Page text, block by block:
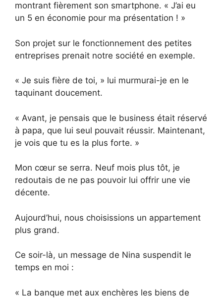
montrant fièrement son smartphone. « J’ai eu
un 5 en économie pour ma présentation ! »
Son projet sur le fonctionnement des petites
entreprises prenait notre société en exemple.
« Je suis fière de toi, » lui murmurai-je en le
taquinant doucement.
« Avant, je pensais que le business était réservé
à papa, que lui seul pouvait réussir. Maintenant,
je vois que tu es la plus forte. »
Mon cœur se serra. Neuf mois plus tôt, je
redoutais de ne pas pouvoir lui offrir une vie
décente.
Aujourd’hui, nous choisissions un appartement
plus grand.
Ce soir-là, un message de Nina suspendit le
temps en moi :
« La banque met aux enchères les biens de